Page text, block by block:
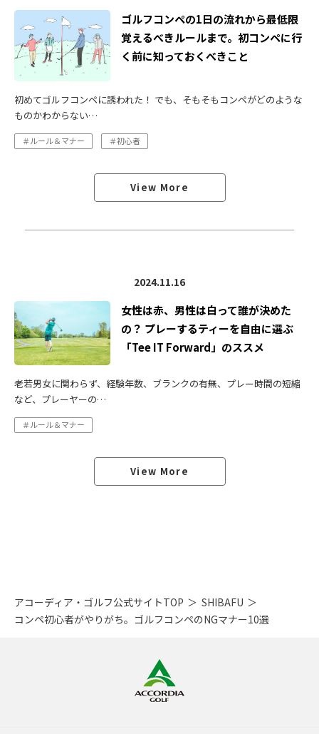
ゴルフコンペの1日の流れから最低限
覚えるべきルールまで。初コンペに行
く前に知っておくべきこと
初めてゴルフコンペに誘われた！ でも、そもそもコンペがどのような
ものかわからない…
＃ルール＆マナー ＃初心者
View More
2024.11.16
女性は赤、男性は白って誰が決めた
の？ プレーするティーを自由に選ぶ
「Tee IT Forward」のススメ
老若男女に関わらず、経験年数、ブランクの有無、プレー時間の短縮
など、プレーヤーの…
＃ルール＆マナー
View More
アコーディア・ゴルフ公式サイトTOP
SHIBAFU
コンペ初心者がやりがち。ゴルフコンペのNGマナー10選